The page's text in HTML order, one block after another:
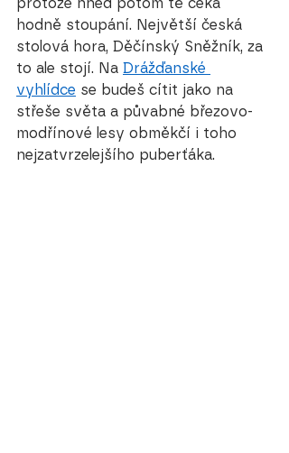
protože hned potom tě čeká
hodně stoupání. Největší česká
stolová hora, Děčínský Sněžník, za
to ale stojí. Na Drážďanské
vyhlídce se budeš cítit jako na
střeše světa a půvabné březovo-
modřínové lesy obměkčí i toho
nejzatvrzelejšího puberťáka.